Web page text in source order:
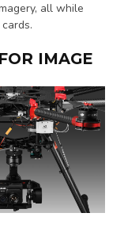
all while
IMAGE